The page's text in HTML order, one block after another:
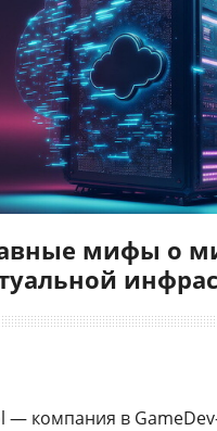
мифы о
— компания в